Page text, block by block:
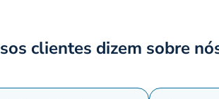
clientes dizem sobre